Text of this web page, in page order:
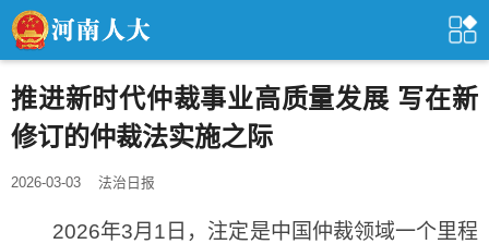
推进新时代仲裁事业高质量发展 写在新
修订的仲裁法实施之际
2026-03-03 法治日报
2026年3月1日，注定是中国仲裁领域一个里程